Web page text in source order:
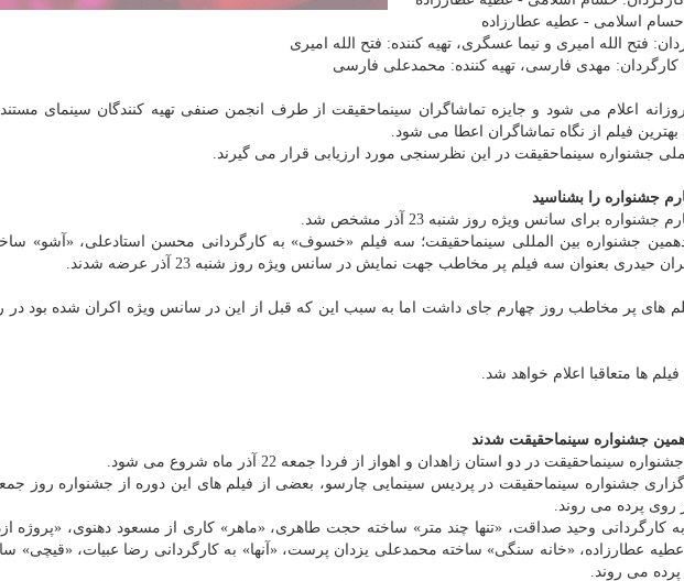
- حسام اسلامی - عطیه عطارزاده
فتح الله امیری و نیما عسگری، تهیه كننده: فتح الله امیری
كارگردان: مهدی فارسی، تهیه كننده: محمدعلی فارسی
اعلام می شود و جایزه تماشاگران سینماحقیقت از طرف انجمن صنفی تهیه كنندگان سینمای مستند
بهترین فیلم از نگاه تماشاگران اعطا می شود.
جشنواره سینماحقیقت در این نظرسنجی مورد ارزیابی قرار می گیرند.
جشنواره را بشناسید
برای سانس ویژه روز شنبه 23 آذر مشخص شد.
جشنواره بین المللی سینماحقیقت؛ سه فیلم «خسوف» به كارگردانی محسن استادعلی، «آشو»
بعنوان سه فیلم پر مخاطب جهت نمایش در سانس ویژه روز شنبه 23 آذر عرضه شدند.
های پر مخاطب روز چهارم جای داشت اما به سبب این كه قبل از این در سانس ویژه اكران شده بود در
ها متعاقبا اعلام خواهد شد.
جشنواره سینماحقیقت شدند
در دو استان زاهدان و اهواز از فردا جمعه 22 آذر ماه شروع می شود.
روی پرده می روند.
كارگردانی وحید صداقت، «تنها چند متر» ساخته حجت طاهری، «ماهر» كاری از مسعود دهنوی، «پروژه
عطارزاده، «خانه سنگی» ساخته محمدعلی یزدان پرست، «آنها» به كارگردانی رضا عبیات، «قیچی»
پرده می روند.